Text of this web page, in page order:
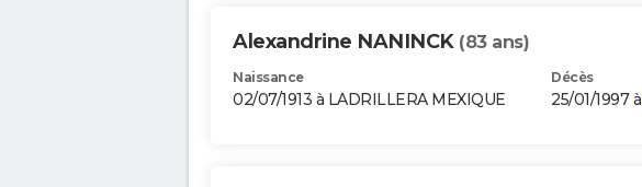
Alexandrine NANINCK (83 ans)
Naissance
02/07/1913 à LADRILLERA MEXIQUE
Décès
25/01/1997 à